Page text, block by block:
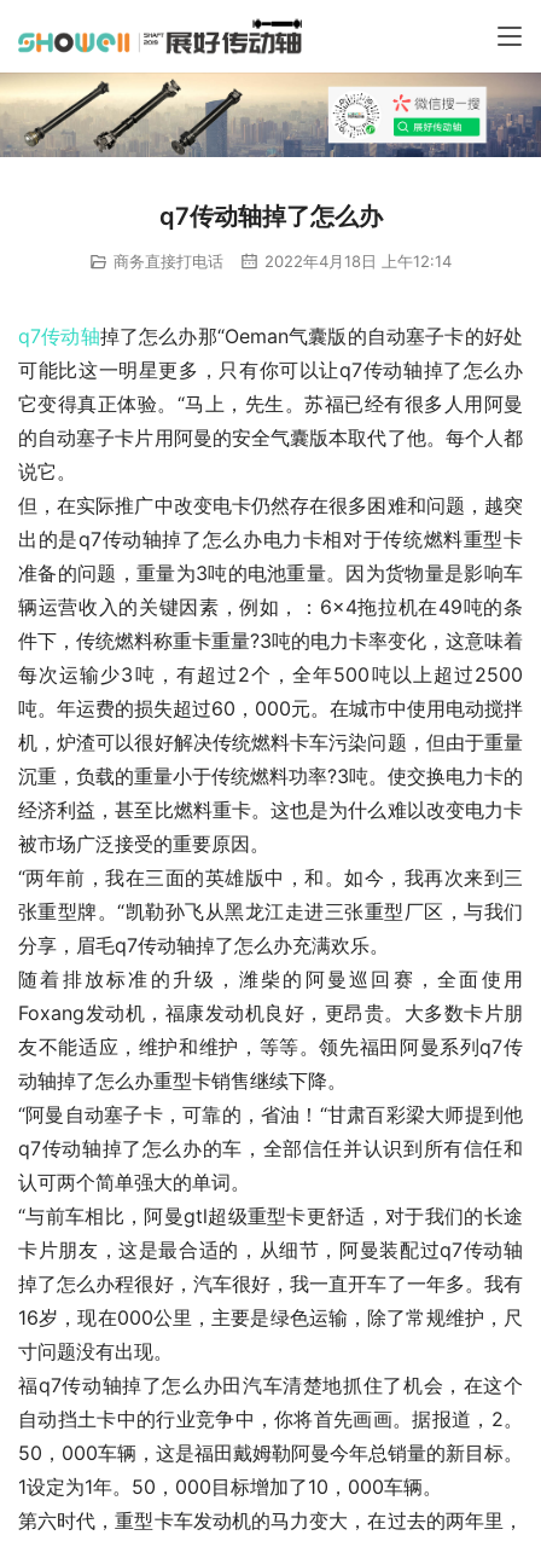
q7传动轴掉了怎么办
商务直接打电话 2022年4月18日 上午12:14
q7传动轴掉了怎么办那“Oeman气囊版的自动塞子卡的好处
可能比这一明星更多，只有你可以让q7传动轴掉了怎么办
它变得真正体验。“马上，先生。苏福已经有很多人用阿曼
的自动塞子卡片用阿曼的安全气囊版本取代了他。每个人都
说它。
但，在实际推广中改变电卡仍然存在很多困难和问题，越突
出的是q7传动轴掉了怎么办电力卡相对于传统燃料重型卡
准备的问题，重量为3吨的电池重量。因为货物量是影响车
辆运营收入的关键因素，例如，：6×4拖拉机在49吨的条
件下，传统燃料称重卡重量?3吨的电力卡率变化，这意味着
每次运输少3吨，有超过2个，全年500吨以上超过2500
吨。年运费的损失超过60，000元。在城市中使用电动搅拌
机，炉渣可以很好解决传统燃料卡车污染问题，但由于重量
沉重，负载的重量小于传统燃料功率?3吨。使交换电力卡的
经济利益，甚至比燃料重卡。这也是为什么难以改变电力卡
被市场广泛接受的重要原因。
“两年前，我在三面的英雄版中，和。如今，我再次来到三
张重型牌。“凯勒孙飞从黑龙江走进三张重型厂区，与我们
分享，眉毛q7传动轴掉了怎么办充满欢乐。
随着排放标准的升级，潍柴的阿曼巡回赛，全面使用
Foxang发动机，福康发动机良好，更昂贵。大多数卡片朋
友不能适应，维护和维护，等等。领先福田阿曼系列q7传
动轴掉了怎么办重型卡销售继续下降。
“阿曼自动塞子卡，可靠的，省油！“甘肃百彩梁大师提到他
q7传动轴掉了怎么办的车，全部信任并认识到所有信任和
认可两个简单强大的单词。
“与前车相比，阿曼gtl超级重型卡更舒适，对于我们的长途
卡片朋友，这是最合适的，从细节，阿曼装配过q7传动轴
掉了怎么办程很好，汽车很好，我一直开车了一年多。我有
16岁，现在000公里，主要是绿色运输，除了常规维护，尺
寸问题没有出现。
福q7传动轴掉了怎么办田汽车清楚地抓住了机会，在这个
自动挡土卡中的行业竞争中，你将首先画画。据报道，2。
50，000车辆，这是福田戴姆勒阿曼今年总销量的新目标。
1设定为1年。50，000目标增加了10，000车辆。
第六时代，重型卡车发动机的马力变大，在过去的两年里，